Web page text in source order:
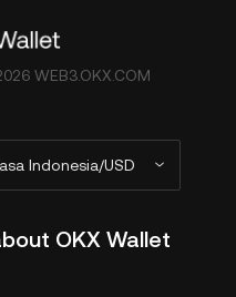
WEB3.OKX.COM
Indonesia/USD
OKX Wallet